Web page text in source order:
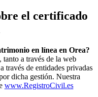
el certificado
en línea en Orea?
a través de la web
través de entidades privadas
dicha gestión. Nuestra
www.RegistroCivil.es